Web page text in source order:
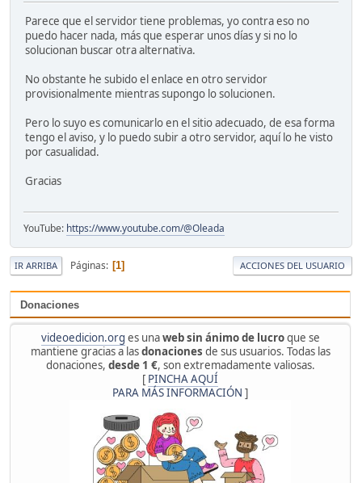
Donaciones
videoedicion.org es unaweb sin ánimo de lucroque se
mantiene gracias a lasdonaciones de sus usuarios. Todas las
donaciones, desde 1 €, son extremadamente valiosas.
[ PINCHA AQUÍ
PARA MÁS INFORMACIÓN ]
Parece que el servidor tiene problemas, yo contra eso no
puedo hacer nada, más que esperar unos días y si no lo
solucionan buscar otra alternativa.
No obstante he subido el enlace en otro servidor
provisionalmente mientras supongo lo solucionen.
Pero lo suyo es comunicarlo en el sitio adecuado, de esa forma
tengo el aviso, y lo puedo subir a otro servidor, aquí lo he visto
por casualidad.
Gracias
YouTube: https://www.youtube.com/@Oleada
IR ARRIBA Páginas 1 ACCIONES DEL USUARIO